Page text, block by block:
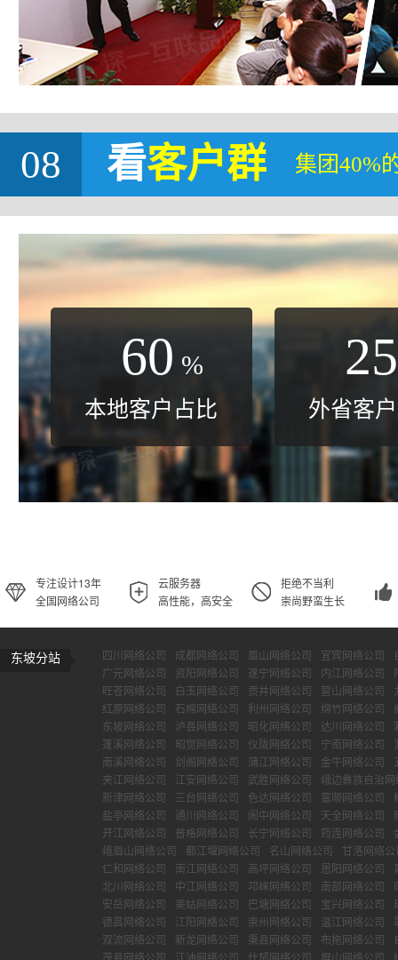
08 看客户群 集团40%
60 %
本地客户占比
25
外省客
专注设计13年
全国网络公司
云服务器
高性能，高安全
拒绝不当利
崇尚野蛮生长
东坡分站 四川网络公司 成都网络公司 眉山网络公司 宜宾网络公司
广元网络公司
资阳网络公司 遂宁网络公司 内江网络公司
旺苍网络公司
白玉网络公司 贡井网络公司 营山网络公司
红原网络公司
石棉网络公司 利州网络公司 绵竹网络公司
东坡网络公司
泸县网络公司 昭化网络公司 达川网络公司
蓬溪网络公司
昭觉网络公司 仪陇网络公司 宁南网络公司
南溪网络公司
剑阁网络公司 蒲江网络公司 金牛网络公司
夹江网络公司
江安网络公司 武胜网络公司
峨边彝族自治网
新津网络公司
三台网络公司 色达网络公司 富顺网络公司
盐亭网络公司
通川网络公司 阆中网络公司 天全网络公司
开江网络公司
普格网络公司 长宁网络公司 筠连网络公司
峨眉山网络公司
都江堰网络公司 名山网络公司
甘洛网络公
仁和网络公司
南江网络公司 高坪网络公司 恩阳网络公司
北川网络公司
中江网络公司 邛崃网络公司 南部网络公司
安岳网络公司
美姑网络公司 巴塘网络公司 宝兴网络公司
德昌网络公司
江阳网络公司 崇州网络公司 温江网络公司
双流网络公司
新龙网络公司 渠县网络公司 布拖网络公司